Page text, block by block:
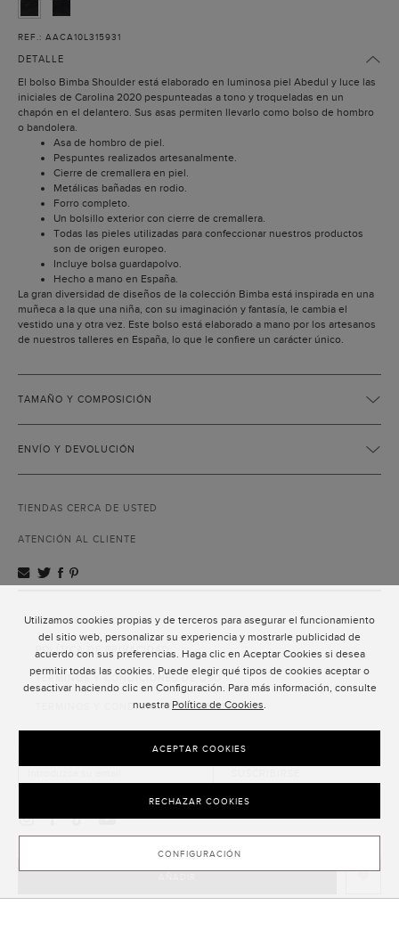
Utilizamos cookies propias y de terceros para asegurar el funcionamiento
del sitio web, personalizar su experiencia y mostrarle publicidad de
acuerdo con sus preferencias. Haga clic en Aceptar Cookies si desea
permitir todas las cookies. Puede elegir qué tipos de cookies aceptar o
desactivar haciendo clic en Configuración. Para más información, consulte
nuestra Política de Cookies.
CONFIGURACIÓN
RECHAZAR COOKIES
ACEPTAR COOKIES
REF.: AACA10L315931
DETALLE
El bolso Bimba Shoulder está elaborado en luminosa piel Abedul y luce las
iniciales de Carolina 2020 pespunteadas a tono y troqueladas en un
chapón en el delantero. Sus asas permiten llevarlo como bolso de hombro
o bandolera.
Asa de hombro de piel.
Pespuntes realizados artesanalmente.
Cierre de cremallera en piel.
Metálicas bañadas en rodio.
Forro completo.
Un bolsillo exterior con cierre de cremallera.
Todas las pieles utilizadas para confeccionar nuestros productos
son de origen europeo.
Incluye bolsa guardapolvo.
Hecho a mano en España.
La gran diversidad de diseños de la colección Bimba está inspirada en una
muñeca a la que una niña, con su imaginación y fantasía, le cambia el
vestido una y otra vez. Este bolso está elaborado a mano por los artesanos
de nuestros talleres en España, lo que le confiere un carácter único.
TAMAÑO Y COMPOSICIÓN
ENVÍO Y DEVOLUCIÓN
TIENDAS CERCA DE USTED
ATENCIÓN AL CLIENTE
ATENCIÓN AL CLIENTE
POLÍTICA DE PRIVACIDAD
TÉRMINOS Y CONDICIONES DE USO
TÉRMINOS Y CONDICIONES DE VENTA
SUSCRIPCIÓN AL NEWSLETTER